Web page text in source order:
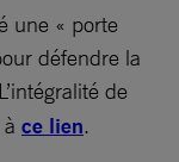
une « porte
défendre la
de
ce lien.